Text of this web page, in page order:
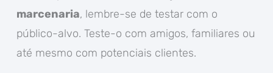
marcenaria, lembre-se de testar com o
público-alvo. Teste-o com amigos, familiares ou
até mesmo com potenciais clientes.